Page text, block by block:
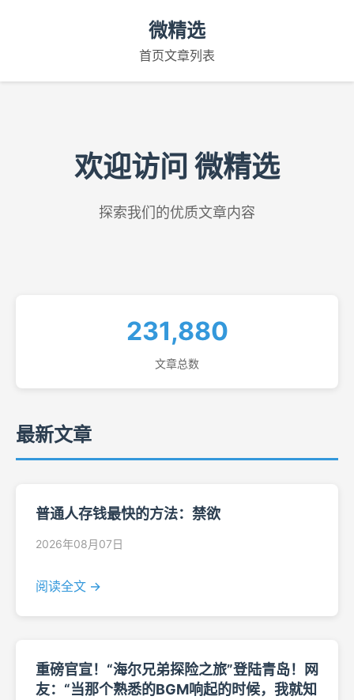
微精选
首页文章列表
欢迎访问 微精选
探索我们的优质文章内容
231,880
文章总数
最新文章
普通人存钱最快的方法：禁欲
2026年08月07日
阅读全文 →
重磅官宣！“海尔兄弟探险之旅”登陆青岛！网
友：“当那个熟悉的BGM响起的时候，我就知